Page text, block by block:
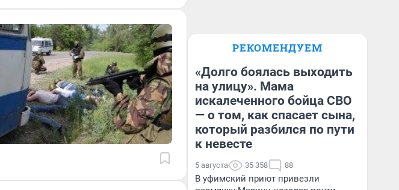
РЕКОМЕНДУЕМ
«Долго боялась выходить
на улицу». Мама
искалеченного бойца СВО
— о том, как спасает сына,
который разбился по пути
к невесте
5 августа 35 358 88
В уфимский приют привезли